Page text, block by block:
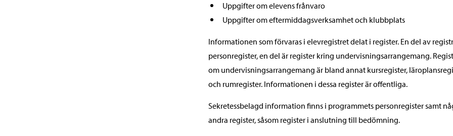
Uppgifter om elevens frånvaro
Uppgifter om eftermiddagsverksamhet och klubbplats
Informationen som förvaras i elevregistret delat i register. En del av
personregister, en del är register kring undervisningsarrangemang.
om undervisningsarrangemang är bland annat kursregister,
och rumregister. Informationen i dessa register är offentliga.
Sekretessbelagd information finns i programmets personregister samt
andra register, såsom register i anslutning till bedömning.